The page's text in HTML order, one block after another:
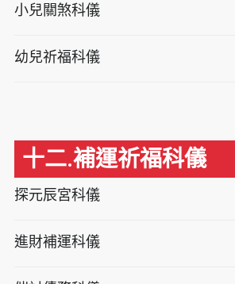
小兒關煞科儀
幼兒祈福科儀
十二.補運祈福科儀
探元辰宮科儀
進財補運科儀